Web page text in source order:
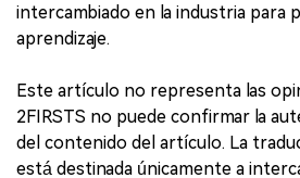
intercambiado en la industria para
aprendizaje.
Este artículo no representa las
2FIRSTS no puede confirmar la
del contenido del artículo. La
está destinada únicamente a